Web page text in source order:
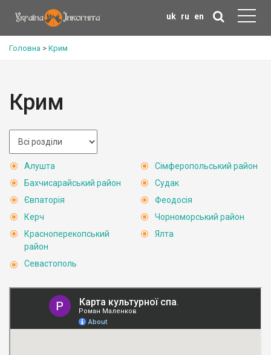
uk ru en
Головна > Крим
Крим
Алушта
Бахчисарайський район
Євпаторія
Керч
Красноперекопський
район
Севастополь
Сімферопольський район
Судак
Феодосія
Чорноморський район
Ялта